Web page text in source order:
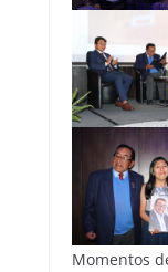
Momentos